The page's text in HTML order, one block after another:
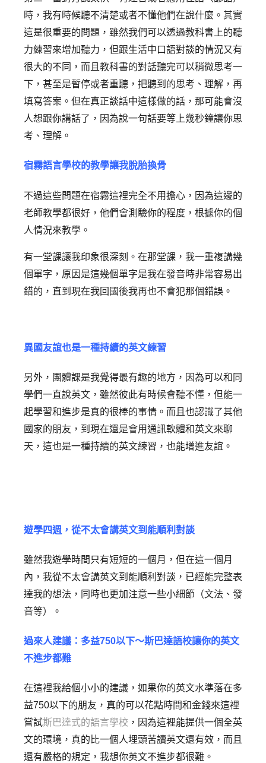
時，我有時候聽不清楚或者不懂他們在說什麼。其實
這是很重要的問題，雖然我們可以透過教科書上的聽
力練習來增加聽力，但跟生活中口語對談的情況又有
很大的不同，而且教科書的對話聽完可以稍微思考一
下，甚至是暫停或者重聽，把聽到的思考、理解，再
填寫答案。但在真正談話中這樣做的話，那可能會沒
人想跟你講話了，因為說一句話要等上幾秒鐘讓你思
考、理解。
宿霧語言學校的教學讓我脫胎換骨
不過這些問題在宿霧這裡完全不用擔心，因為這邊的
老師教學都很好，他們會測驗你的程度，根據你的個
人情況來教學。
有一堂課讓我印象很深刻。在那堂課，我一重複講幾
個單字，原因是這幾個單字是我在發音時非常容易出
錯的，直到現在我回國後我再也不會犯那個錯誤。
異國友誼也是一種持續的英文練習
另外，團體課是我覺得最有趣的地方，因為可以和同
學們一直說英文，雖然彼此有時候會聽不懂，但能一
起學習和進步是真的很棒的事情。而且也認識了其他
國家的朋友，到現在還是會用通訊軟體和英文來聊
天，這也是一種持續的英文練習，也能增進友誼。
遊學四週，從不太會講英文到能順利對談
雖然我遊學時間只有短短的一個月，但在這一個月
內，我從不太會講英文到能順利對談，已經能完整表
達我的想法，同時也更加注意一些小細節（文法、發
音等）。
過來人建議：多益750以下～斯巴達語校讓你的英文
不進步都難
在這裡我給個小小的建議，如果你的英文水準落在多
益750以下的朋友，真的可以花點時間和金錢來這裡
嘗試斯巴達式的語言學校 ，因為這裡能提供一個全英
文的環境，真的比一個人埋頭苦讀英文還有效，而且
還有嚴格的規定，我想你英文不進步都很難。